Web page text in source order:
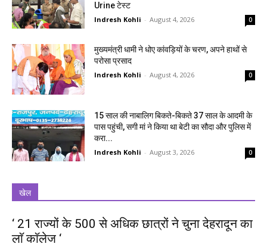
Urine टेस्ट
Indresh Kohli - August 4, 2026 0
मुख्यमंत्री धामी ने धोए कांवड़ियों के चरण, अपने हाथों से
परोसा प्रसाद
Indresh Kohli - August 4, 2026 0
15 साल की नाबालिग बिकते-बिकते 37 साल के आदमी के
पास पहुंची, सगी मां ने किया था बेटी का सौदा और पुलिस में
करा...
Indresh Kohli - August 3, 2026 0
खेल
‘ 21 राज्यों के 500 से अधिक छात्रों ने चुना देहरादून का
लाॅ काॅलेज ‘